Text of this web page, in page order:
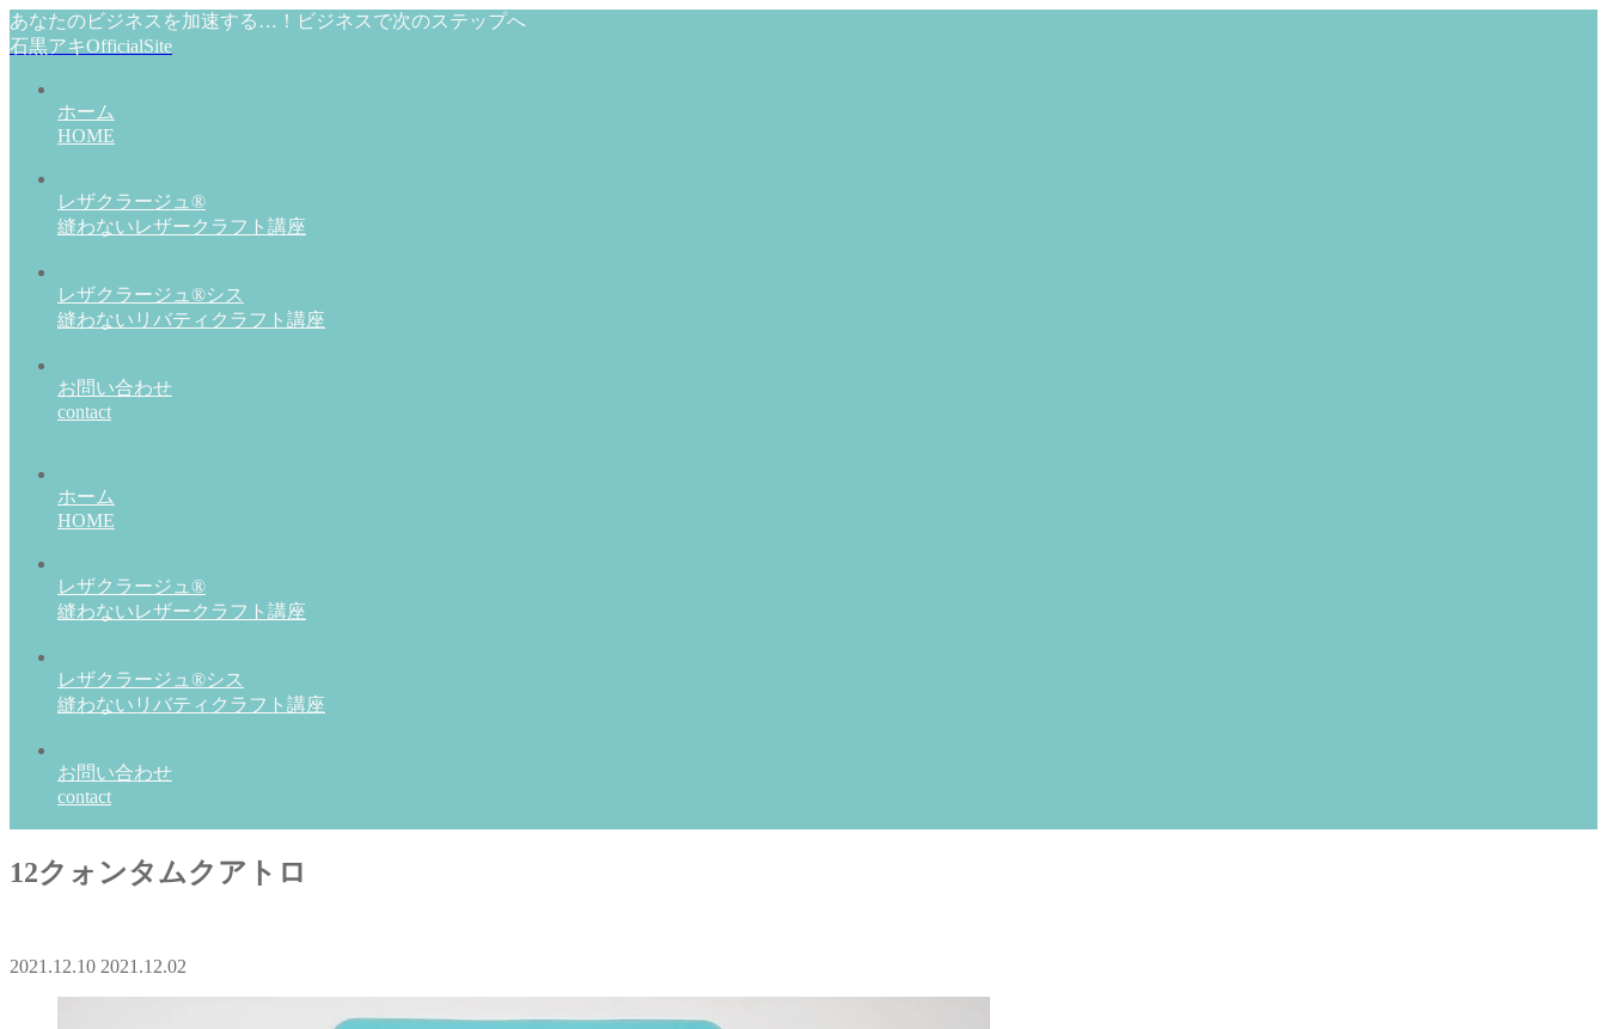
あなたのビジネスを加速する…！ビジネスで次のステップへ
石黒アキOfficialSite
ホーム
HOME
レザクラージュ®
縫わないレザークラフト講座
レザクラージュ®シス
縫わないリバティクラフト講座
お問い合わせ
contact
ホーム
HOME
レザクラージュ®
縫わないレザークラフト講座
レザクラージュ®シス
縫わないリバティクラフト講座
お問い合わせ
contact
12クォンタムクアトロ
2021.12.10 2021.12.02